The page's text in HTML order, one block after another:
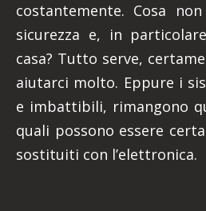
costantemente. Cosa
sicurezza e, in
casa? Tutto serve,
aiutarci molto. Eppure i
e imbattibili, rimangono
quali possono essere
sostituiti con l’elettronica.